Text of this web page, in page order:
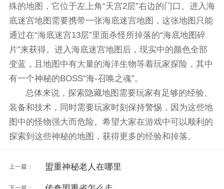
殊的地图，它位于左上角“天宫2层”右边的门口。进入海
底迷宫地图需要携带一张海底迷宫地图，这张地图只能
通过在“海底迷宫13层”里面杀怪所掉落的“海底地图碎
片”来获得。进入海底迷宫地图后，现实中的颜色全部
变蓝，且地图中有大量的海洋生物等着玩家探险，其中
有一个神秘的BOSS“海-召唤之魂”。
总体来说，探索隐藏地图需要玩家有足够的经验、
装备和技术，同时需要玩家时刻保持警惕，因为这些地
图中的怪物强大而危险。希望大家在游戏中可以顺利的
探索到这些神秘的地图，获得更多的经验和掉落。
上一篇： 盟重神秘老人在哪里